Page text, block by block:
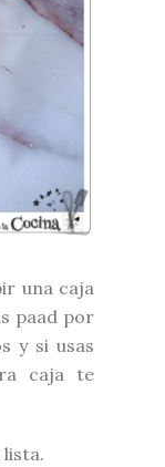
una caja
paad por
y si usas
caja te
lista.